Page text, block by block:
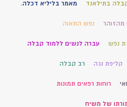
בתילאנד מאמר בליליא דכלה.
מהזוהר נפש התאוה
נפש עברה לנשים ללמוד קבלה
קליפת נגה רב קבלה
רוחות רפאים תמונות
של משיח